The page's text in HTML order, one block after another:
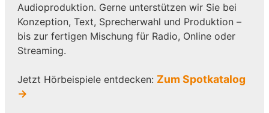
Audioproduktion. Gerne unterstützen wir Sie bei
Konzeption, Text, Sprecherwahl und Produktion –
bis zur fertigen Mischung für Radio, Online oder
Streaming.
Jetzt Hörbeispiele entdecken: Zum Spotkatalog
→